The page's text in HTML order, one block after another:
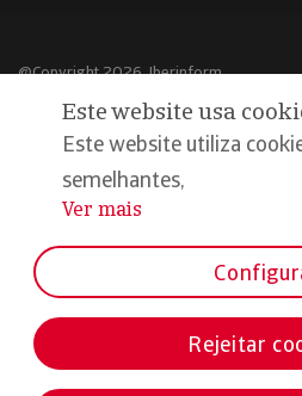
@Copyright 2026, Iberinform
Política de cookies
Declaração de privacidade
Compromisso qualidade e segurança
Este website usa
Este website utiliza
semelhantes,
...
Ver mais
Rejeitar